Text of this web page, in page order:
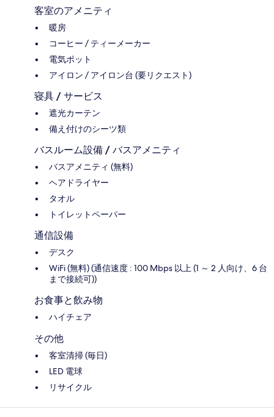
客室のアメニティ
暖房
コーヒー / ティーメーカー
電気ポット
アイロン / アイロン台 (要リクエスト)
寝具 / サービス
遮光カーテン
備え付けのシーツ類
バスルーム設備 / バスアメニティ
バスアメニティ (無料)
ヘアドライヤー
タオル
トイレットペーパー
通信設備
デスク
WiFi (無料) (通信速度 : 100 Mbps 以上 (1 ～ 2 人向け、6 台
まで接続可))
お食事と飲み物
ハイチェア
その他
客室清掃 (毎日)
LED 電球
リサイクル